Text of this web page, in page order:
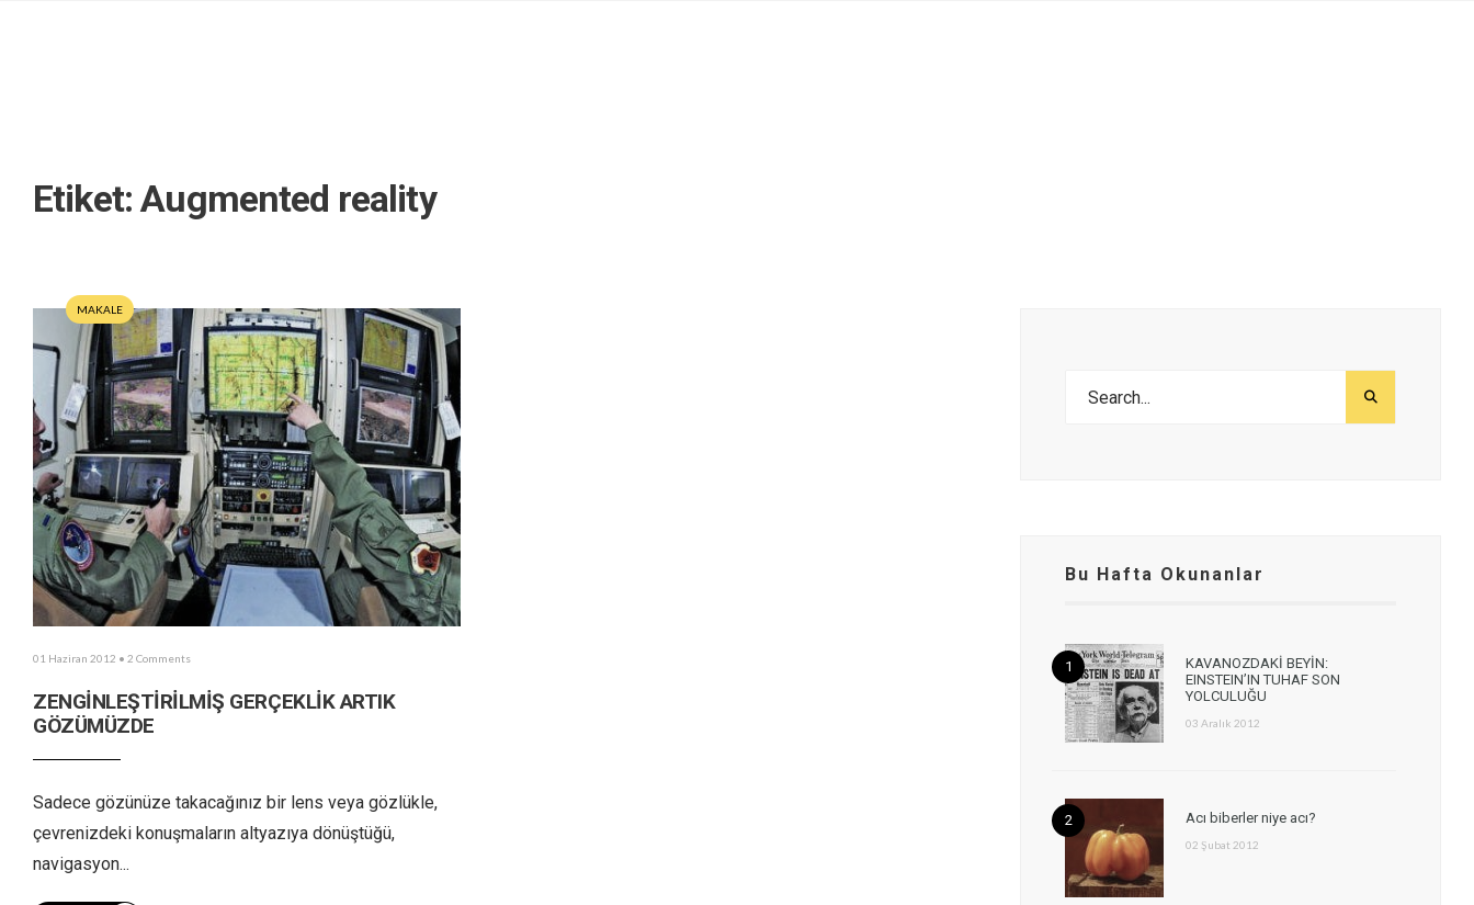
Etiket:Augmented reality
MAKALE
01 Haziran 2012 • 2 Comments
ZENGİNLEŞTİRİLMİŞ GERÇEKLİK ARTIK
GÖZÜMÜZDE
Sadece gözünüze takacağınız bir lens veya gözlükle,
çevrenizdeki konuşmaların altyazıya dönüştüğü,
navigasyon...
Bu Hafta Okunanlar
KAVANOZDAKİ BEYİN:
EINSTEIN’IN TUHAF SON
YOLCULUĞU
03 Aralık 2012
Acı biberler niye acı?
02 Şubat 2012